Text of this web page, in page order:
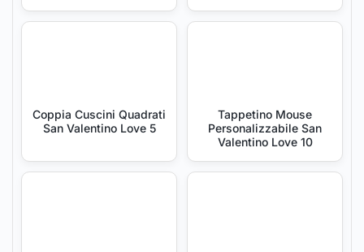
Coppia Cuscini Quadrati
San Valentino Love 5
Tappetino Mouse
Personalizzabile San
Valentino Love 10